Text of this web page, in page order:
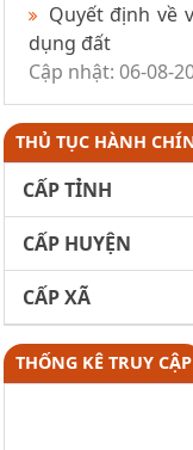
Quyết định về
dụng đất
Cập nhật: 06-08-
THỦ TỤC HÀNH
CẤP TỈNH
CẤP HUYỆN
CẤP XÃ
THỐNG KÊ TRUY CẬP